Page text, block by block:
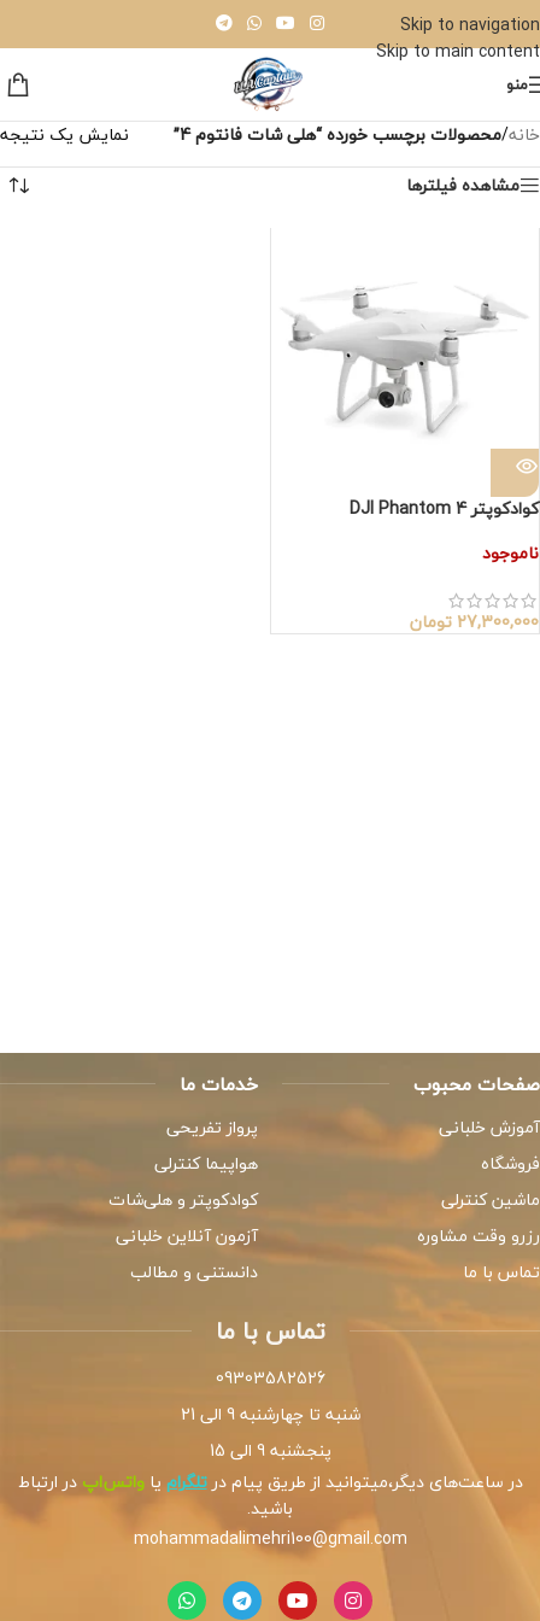
Skip to navigation
Skip to main content
منو
خانه/محصولات برچسب خورده “هلی شات فانتوم 4”
نمایش یک نتیجه
مشاهده فیلترها
کوادکوپتر DJI Phantom 4
ناموجود
27,300,000 تومان
صفحات محبوب
آموزش خلبانی
فروشگاه
ماشین کنترلی
رزرو وقت مشاوره
تماس با ما
خدمات ما
پرواز تفریحی
هواپیما کنترلی
کوادکوپتر و هلی‌شات
آزمون آنلاین خلبانی
دانستنی و مطالب
تماس با ما
09303582526
شنبه تا چهارشنبه 9 الی 21
پنجشنبه 9 الی 15
در ساعت‌های دیگر،میتوانید از طریق پیام درتلگرام یاواتس‌اپدر ارتباط
باشید.
mohammadalimehri100@gmail.com